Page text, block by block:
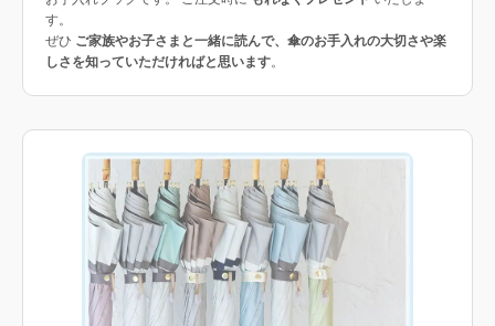
す。
ぜひ ご家族やお子さまと一緒に読んで、傘のお手入れの大切さや楽
しさを知っていただければと思います。